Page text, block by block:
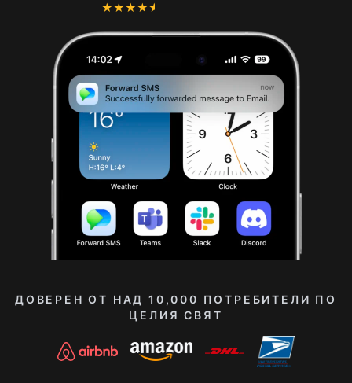
★★★★★
ДОВЕРЕН ОТ НАД 10,000 ПОТРЕБИТЕЛИ ПО
ЦЕЛИЯ СВЯТ